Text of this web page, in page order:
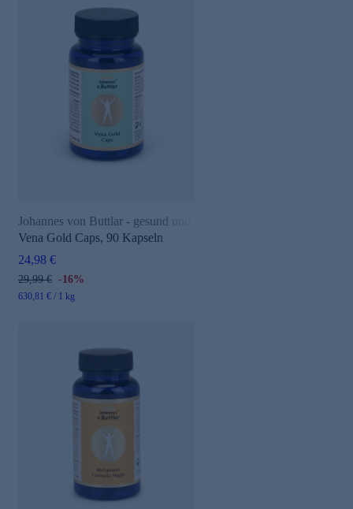
Johannes von Buttlar - gesund und aktiv
Vena Gold Caps, 90 Kapseln
24,98 €
29,99 € -16%
630,81 € / 1 kg